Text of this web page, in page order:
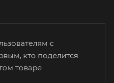
с
кто поделится
товаре